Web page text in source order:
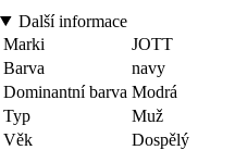
Další informace
Marki
JOTT
Barva
navy
Dominantní barva Modrá
Typ
Muž
Věk
Dospělý